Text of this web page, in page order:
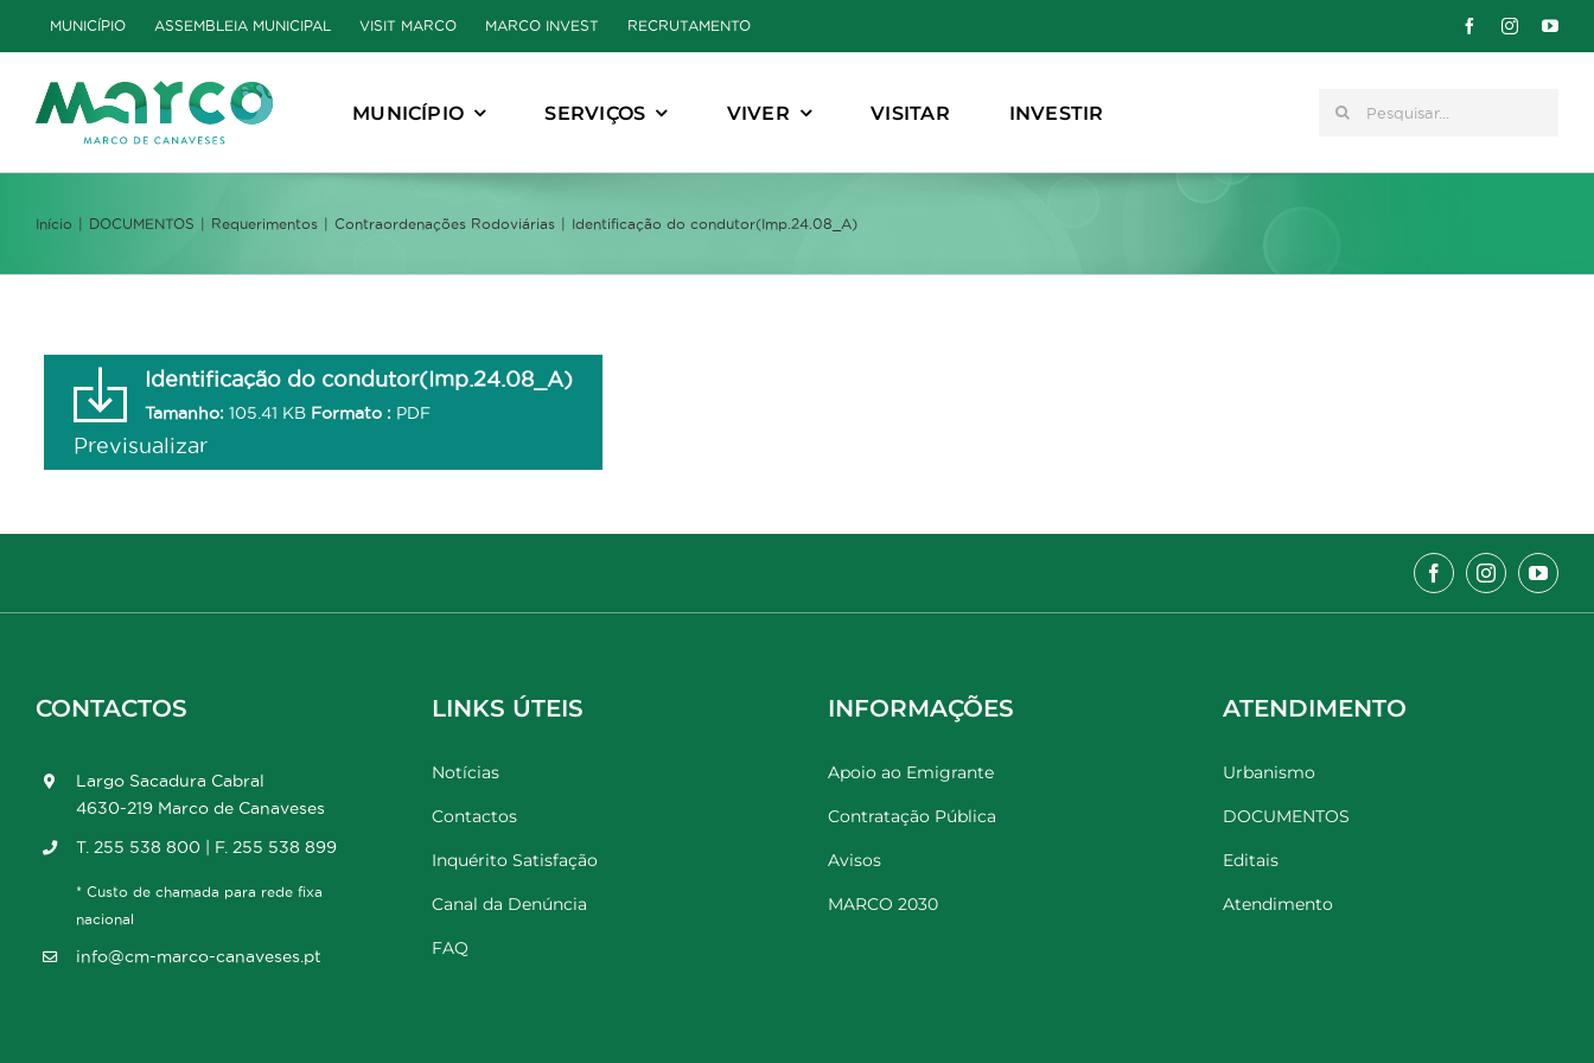
to
content
MUNICÍPIO ASSEMBLEIA MUNICIPAL VISIT MARCO MARCO INVEST RECRUTAMENTO
MUNICÍPIO SERVIÇOS VIVER VISITAR INVESTIR Pesquisar
Início DOCUMENTOS Requerimentos Contraordenações Rodoviárias Identificação do condutor(Imp.24.08_A)
Identificação do condutor(Imp.24.08_A)
Tamanho: 105.41 KB Formato : PDF
Previsualizar
CONTACTOS
Largo Sacadura Cabral
4630-219 Marco de Canaveses
T. 255 538 800 | F. 255 538 899
* Custo de chamada para rede fixa
nacional
info@cm-marco-canaveses.pt
LINKS ÚTEIS
Notícias
Contactos
Inquérito Satisfação
Canal da Denúncia
FAQ
INFORMAÇÕES
Apoio ao Emigrante
Contratação Pública
Avisos
MARCO 2030
ATENDIMENTO
Urbanismo
DOCUMENTOS
Editais
Atendimento